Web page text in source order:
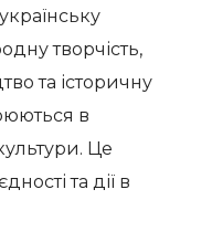
творчість,
та історичну
в
Це
та дії в